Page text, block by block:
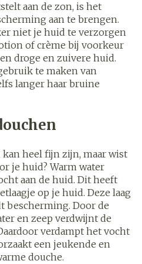
aan de zon, is het
aan te brengen.
niet je huid te verzorgen
of crème bij voorkeur
droge en zuivere huid.
te maken van
langer haar bruine
heel fijn zijn, maar wist
je huid? Warm water
aan de huid. Dit heeft
op je huid. Deze laag
bescherming. Door de
en zeep verdwijnt de
verdampt het vocht
een jeukende en
douche.